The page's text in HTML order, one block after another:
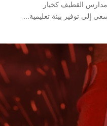
القطيف كخيار
إلى توفير بيئة تعليمية...